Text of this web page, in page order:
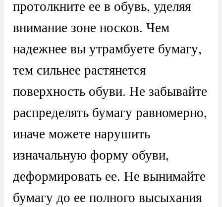
протолкните ее в обувь, уделяя
внимание зоне носков. Чем
надежнее вы утрамбуете бумагу,
тем сильнее растянется
поверхность обуви. Не забывайте
распределять бумагу равномерно,
иначе можете нарушить
изначальную форму обуви,
деформировать ее. Не вынимайте
бумагу до ее полного высыхания